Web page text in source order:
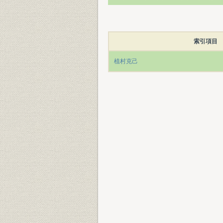
索引項目
植村克己